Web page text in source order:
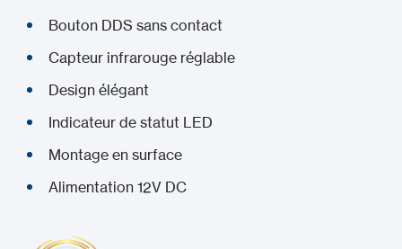
Bouton DDS sans contact
Capteur infrarouge réglable
Design élégant
Indicateur de statut LED
Montage en surface
Alimentation 12V DC